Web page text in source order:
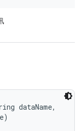
dataName,